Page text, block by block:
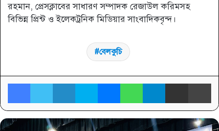
রহমান, প্রেসক্লাবের সাধারণ সম্পাদক রেজাউল করিমসহ
বিভিন্ন প্রিন্ট ও ইলেকট্রনিক মিডিয়ার সাংবাদিকবৃন্দ।
বেলকুচি
Facebook
TwitterLinkedInSkypeMessengerWhatsAppTelegram
Share via Email